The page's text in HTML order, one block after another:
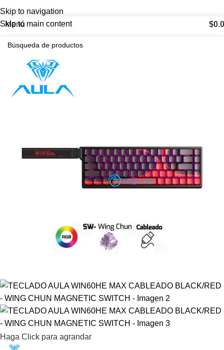
Skip to navigation
Skip to main content
Menú $
Haga Click para agrandar